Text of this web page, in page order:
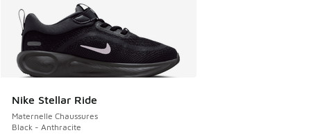
Nike Stellar Ride
Maternelle Chaussures
Black - Anthracite